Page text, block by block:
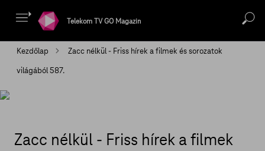
Telekom TV GO Magazin
Kezdőlap
Zacc nélkül - Friss hírek a filmek és sorozatok
világából 587.
Zacc nélkül - Friss hírek a filmek